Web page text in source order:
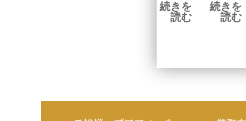
続きを
読む
続きを
読む